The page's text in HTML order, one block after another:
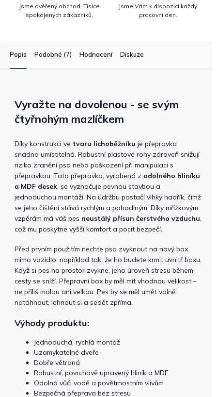
Jsme ověřený obchod. Tisíce
spokojených zákazníků.
Jsme Vám k dispozici každý
pracovní den.
Popis Podobné (7) Hodnocení Diskuze
Vyražte na dovolenou - se svým
čtyřnohým mazlíčkem
Díky konstrukci ve tvaru lichoběžníku je přepravka
snadno umístitelná. Robustní plastové rohy zároveň snižují
riziko zranění psa nebo poškození při manipulaci s
přepravkou. Tato přepravka, vyrobená z odolného hliníku
a MDF desek, se vyznačuje pevnou stavbou a
jednoduchou montáží. Na údržbu postačí vlhký hadřík, čímž
se jeho čištění stává rychlým a pohodlným. Díky mřížkovým
vzpěrám má váš pes neustálý přísun čerstvého vzduchu,
což mu poskytne vyšší komfort a pocit bezpečí.
Před prvním použitím nechte psa zvyknout na nový box
mimo vozidlo, například tak, že ho budete krmit uvnitř boxu.
Když si pes na prostor zvykne, jeho úroveň stresu během
cesty se sníží. Přepravní box by měl mít vhodnou velikost –
ne příliš malou ani velkou. Pes by se měl umět volně
natáhnout, lehnout si a sedět zpříma.
Výhody produktu:
Jednoduchá, rychlá montáž
Uzamykatelné dveře
Dobře větraná
Robustní, povrchově upravený hliník a MDF
Odolná vůči vodě a povětrnostním vlivům
Bezpečná přeprava bez stresu